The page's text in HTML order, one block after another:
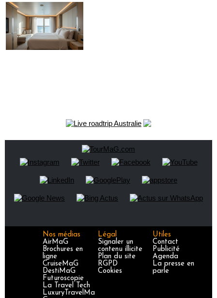
Nos médias
AirMaG
Brochures en
ligne
CruiseMaG
DestiMaG
Futuroscopie
La Travel Tech
LuxuryTravelMa
Légal
Signaler un
contenu illicite
Plan du site
RGPD
Cookies
Utiles
Contact
Publicité
Agenda
La presse en
parle